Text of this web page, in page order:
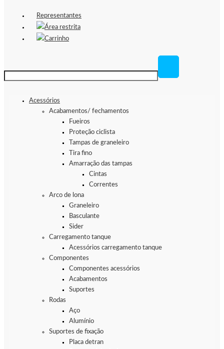
Representantes
Área restrita
Carrinho
Acessórios
Acabamentos/ fechamentos
Fueiros
Proteção ciclista
Tampas de graneleiro
Tira fino
Amarração das tampas
Cintas
Correntes
Arco de lona
Graneleiro
Basculante
Sider
Carregamento tanque
Acessórios carregamento tanque
Componentes
Componentes acessórios
Acabamentos
Suportes
Rodas
Aço
Alumínio
Suportes de fixação
Placa detran